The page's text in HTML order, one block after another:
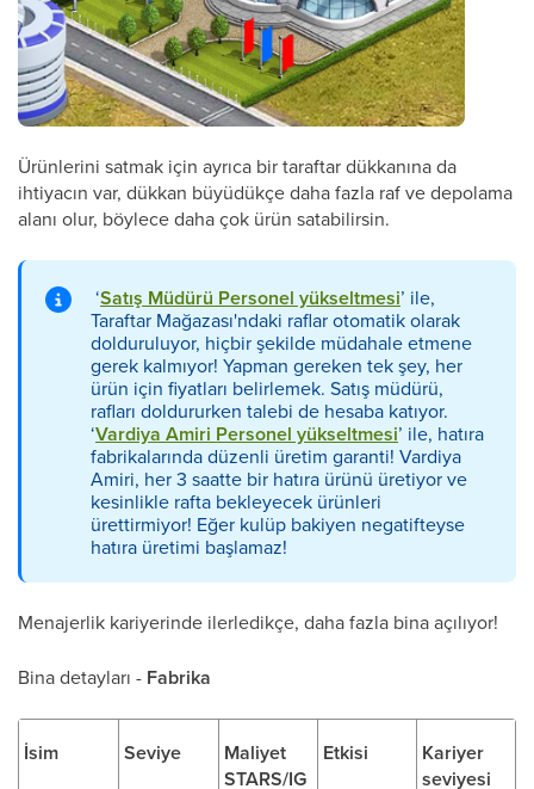
Ürünlerini satmak için ayrıca bir taraftar dükkanına da
ihtiyacın var, dükkan büyüdükçe daha fazla raf ve depolama
alanı olur, böylece daha çok ürün satabilirsin.
‘Satış Müdürü Personel yükseltmesi’ ile,
Taraftar Mağazası'ndaki raflar otomatik olarak
dolduruluyor, hiçbir şekilde müdahale etmene
gerek kalmıyor! Yapman gereken tek şey, her
ürün için fiyatları belirlemek. Satış müdürü,
rafları doldururken talebi de hesaba katıyor.
‘Vardiya Amiri Personel yükseltmesi’ ile, hatıra
fabrikalarında düzenli üretim garanti! Vardiya
Amiri, her 3 saatte bir hatıra ürünü üretiyor ve
kesinlikle rafta bekleyecek ürünleri
ürettirmiyor! Eğer kulüp bakiyen negatifteyse
hatıra üretimi başlamaz!
Menajerlik kariyerinde ilerledikçe, daha fazla bina açılıyor!
Bina detayları - Fabrika
İsim Seviye
Maliyet
STARS/IG
Etkisi
Kariyer
seviyesi